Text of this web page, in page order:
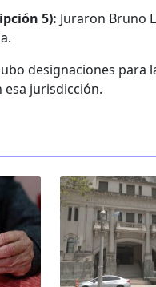
5): Juraron Bruno
designaciones para
jurisdicción.